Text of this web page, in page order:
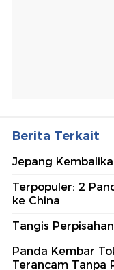
Berita Terkait
Jepang
Terpopuler: 2
ke China
Tangis
Panda Kembar
Terancam Tanpa